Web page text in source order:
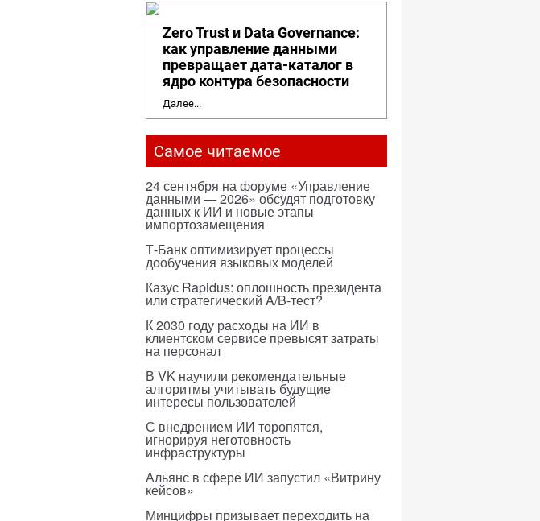
Zero Trust и Data Governance:
как управление данными
превращает дата-каталог в
ядро контура безопасности
Далее...
Самое читаемое
24 сентября на форуме «Управление
данными — 2026» обсудят подготовку
данных к ИИ и новые этапы
импортозамещения
Т-Банк оптимизирует процессы
дообучения языковых моделей
Казус Rapidus: оплошность президента
или стратегический A/B-тест?
К 2030 году расходы на ИИ в
клиентском сервисе превысят затраты
на персонал
В VK научили рекомендательные
алгоритмы учитывать будущие
интересы пользователей
С внедрением ИИ торопятся,
игнорируя неготовность
инфраструктуры
Альянс в сфере ИИ запустил «Витрину
кейсов»
Минцифры призывает переходить на